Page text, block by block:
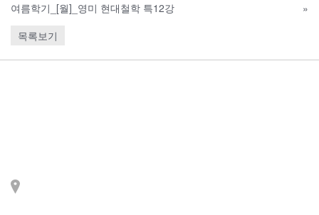
여름학기_[월]_영미 현대철학 특12강
»
목록보기